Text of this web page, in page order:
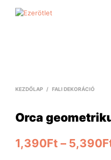
KEZDŐLAP / FALI DEKORÁCIÓ
Orca
1,390Ft – 5,390